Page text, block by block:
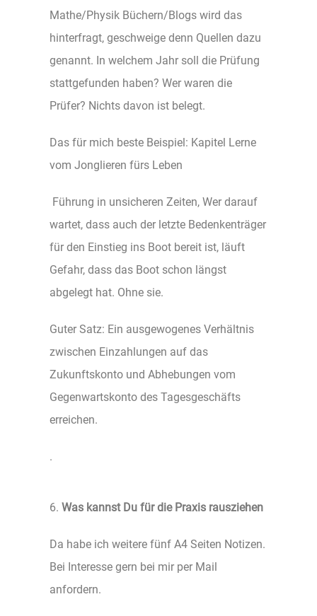
Mathe/Physik Büchern/Blogs wird das
hinterfragt, geschweige denn Quellen dazu
genannt. In welchem Jahr soll die Prüfung
stattgefunden haben? Wer waren die
Prüfer? Nichts davon ist belegt.
Das für mich beste Beispiel: Kapitel Lerne
vom Jonglieren fürs Leben
Führung in unsicheren Zeiten, Wer darauf
wartet, dass auch der letzte Bedenkenträger
für den Einstieg ins Boot bereit ist, läuft
Gefahr, dass das Boot schon längst
abgelegt hat. Ohne sie.
Guter Satz: Ein ausgewogenes Verhältnis
zwischen Einzahlungen auf das
Zukunftskonto und Abhebungen vom
Gegenwartskonto des Tagesgeschäfts
erreichen.
.
6. Was kannst Du für die Praxis rausziehen
Da habe ich weitere fünf A4 Seiten Notizen.
Bei Interesse gern bei mir per Mail
anfordern.